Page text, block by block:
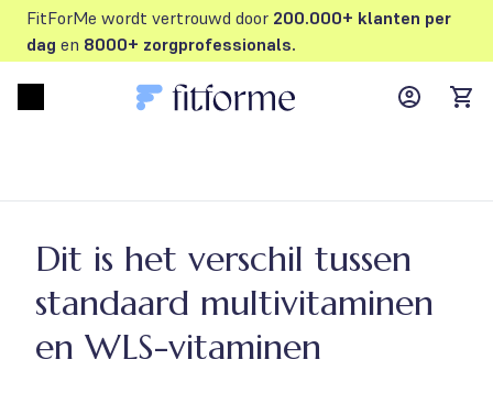
FitForMe wordt vertrouwd door 200.000+ klanten per
dag en 8000+ zorgprofessionals.
MyFFM
Dit is het verschil tussen
standaard multivitaminen
en WLS-vitaminen